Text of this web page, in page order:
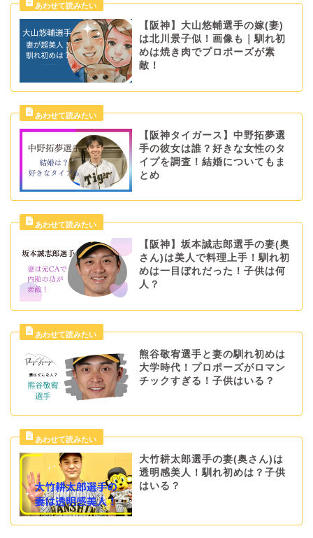
【阪神】大山悠輔選手の嫁(妻)
は北川景子似！画像も｜馴れ初
めは焼き肉でプロポーズが素
敵！
【阪神タイガース】中野拓夢選
手の彼女は誰？好きな女性のタ
イプを調査！結婚についてもま
とめ
【阪神】坂本誠志郎選手の妻(奥
さん)は美人で料理上手！馴れ初
めは一目ぼれだった！子供は何
人？
熊谷敬宥選手と妻の馴れ初めは
大学時代！プロポーズがロマン
チックすぎる！子供はいる？
大竹耕太郎選手の妻(奥さん)は
透明感美人！馴れ初めは？子供
はいる？